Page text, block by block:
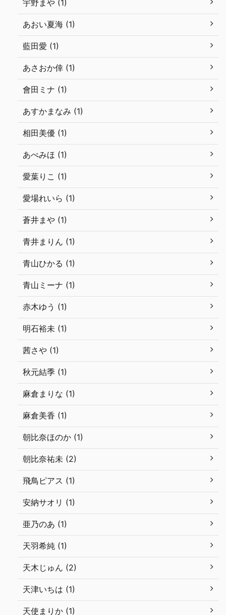
宇野まや (1)
あおい夏海 (1)
藍田愛 (1)
あさおか倖 (1)
會田ミナ (1)
あすかまなみ (1)
相田美優 (1)
あべみほ (1)
愛葉りこ (1)
愛場れいら (1)
蒼井まや (1)
青井まりん (1)
青山ひかる (1)
青山ミーナ (1)
赤木ゆう (1)
明石裕未 (1)
茜さや (1)
秋元結季 (1)
麻倉まりな (1)
麻倉美香 (1)
朝比奈ほのか (1)
朝比奈祐未 (2)
飛鳥ピアス (1)
安納サオリ (1)
亜乃のあ (1)
天羽希純 (1)
天木じゅん (2)
天津いちは (1)
天使まりか (1)